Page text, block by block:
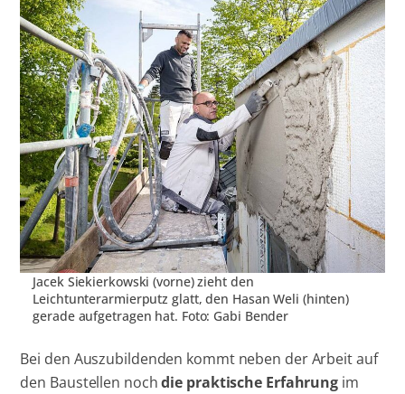
Jacek Siekierkowski (vorne) zieht den
Leichtunterarmierputz glatt, den Hasan Weli (hinten)
gerade aufgetragen hat. Foto: Gabi Bender
Bei den Auszubildenden kommt neben der Arbeit auf
den Baustellen nochdie praktische Erfahrung im